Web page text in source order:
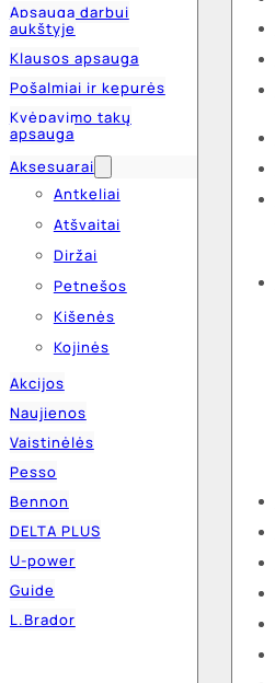
Apsauga darbui
aukštyje
Klausos apsauga
Pošalmiai ir kepurės
Kvėpavimo takų
apsauga
Aksesuarai
Antkeliai
Atšvaitai
Diržai
Petnešos
Kišenės
Kojinės
Akcijos
Naujienos
Vaistinėlės
Pesso
Bennon
DELTA PLUS
U-power
Guide
L.Brador